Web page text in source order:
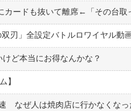
カードも抜いて離席←「その台取
ど本当にお得なんかな？
】
なぜ人は焼肉店に行かなくな